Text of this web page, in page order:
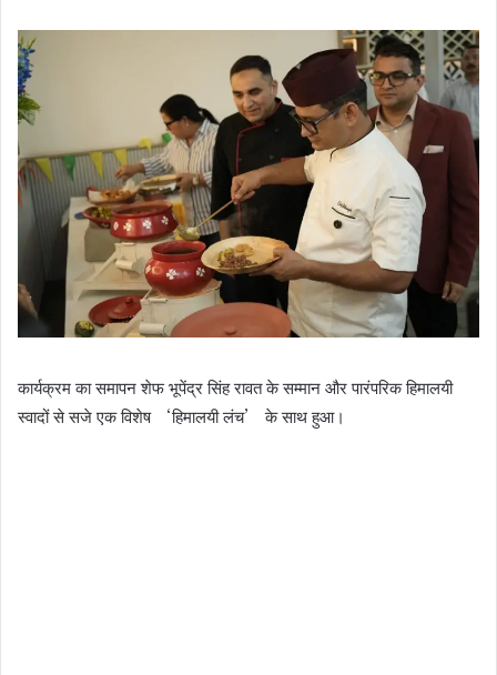
कार्यक्रम का समापन शेफ भूपेंद्र सिंह रावत के सम्मान और पारंपरिक हिमालयी
स्वादों से सजे एक विशेष ‘हिमालयी लंच’ के साथ हुआ।